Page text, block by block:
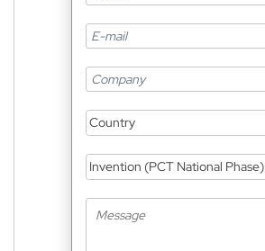
Country
Invention (PCT National Phase)